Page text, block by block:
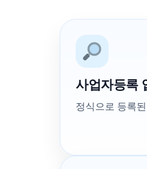
사업자등록
정식으로 등록